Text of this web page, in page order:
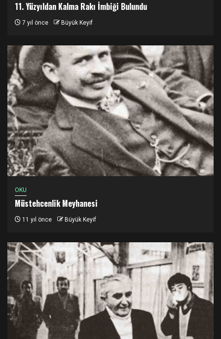
11. Yüzyıldan Kalma Rakı İmbiği Bulundu
7 yıl önce Büyük Keyif
OKU
Müstehcenlik Meyhanesi
11 yıl önce Büyük Keyif